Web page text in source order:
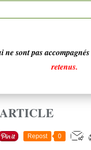
ne sont pas accompagnés
retenus.
Repost 0